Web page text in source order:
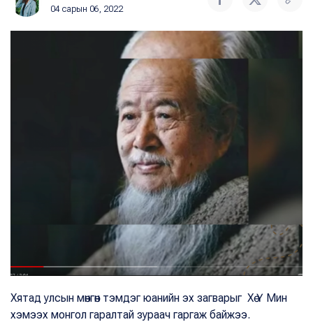
04 сарын 06, 2022
Хятад улсын мөнгөн тэмдэг юанийн эх загварыг Хө Ү Мин
хэмээх монгол гаралтай зураач гаргаж байжээ.